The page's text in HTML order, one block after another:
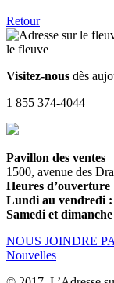
Retour
Visitez-nous dès
1 855 374-4044
Pavillon des ventes
1500, avenue des
Heures d’ouverture
Lundi au vendredi :
Samedi et
NOUS JOINDRE
Nouvelles